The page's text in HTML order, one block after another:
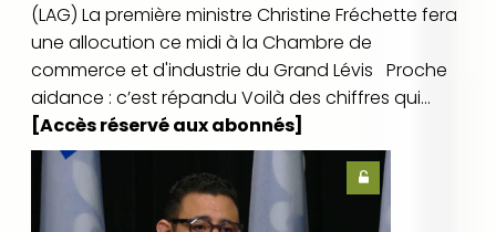
(LAG) La première ministre Christine Fréchette fera
une allocution ce midi à la Chambre de
commerce et d'industrie du Grand Lévis Proche
aidance : c’est répandu Voilà des chiffres qui...
[Accès réservé aux abonnés]